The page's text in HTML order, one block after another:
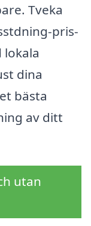
Tveka
pris-
dina
bästa
av ditt
utan